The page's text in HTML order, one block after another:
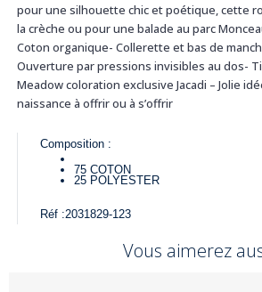
pour une silhouette chic et poétique, cette
la crèche ou pour une balade au parc
Coton organique- Collerette et bas de
Ouverture par pressions invisibles au dos-
Meadow coloration exclusive Jacadi – Jolie
naissance à offrir ou à s’offrir
Composition :
75 COTON
25 POLYESTER
Réf :2031829-123
Vous aimerez